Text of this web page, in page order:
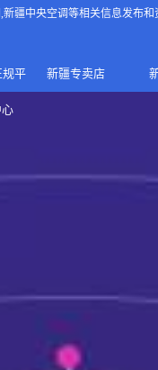
疆中央空调等相关信息发布和
规平
调
新疆专卖店